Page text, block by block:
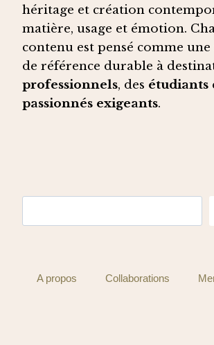
héritage et création
matière, usage et émotion.
contenu est pensé comme une
de référence durable à
professionnels, des étudiants
passionnés exigeants.
A propos Collaborations